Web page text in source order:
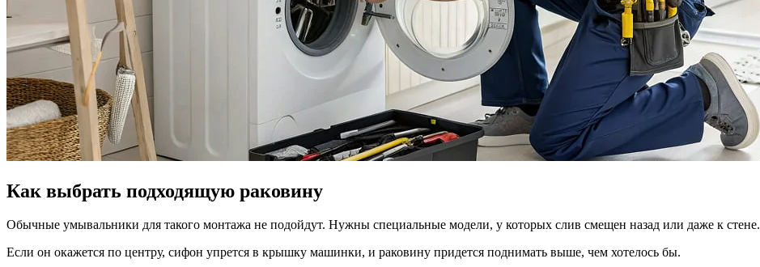
Как выбрать подходящую раковину
Обычные умывальники для такого монтажа не подойдут. Нужны специальные модели, у которых слив смещен назад или даже к стене.
Если он окажется по центру, сифон упрется в крышку машинки, и раковину придется поднимать выше, чем хотелось бы.